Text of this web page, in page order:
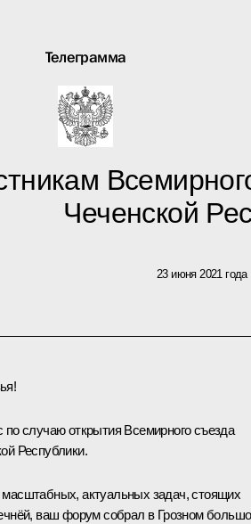
Телеграмма
Чеченской
23 июня 2021 года
по случаю открытия Всемирного съезда
Республики.
актуальных задач, стоящих
ваш форум собрал в Грозном